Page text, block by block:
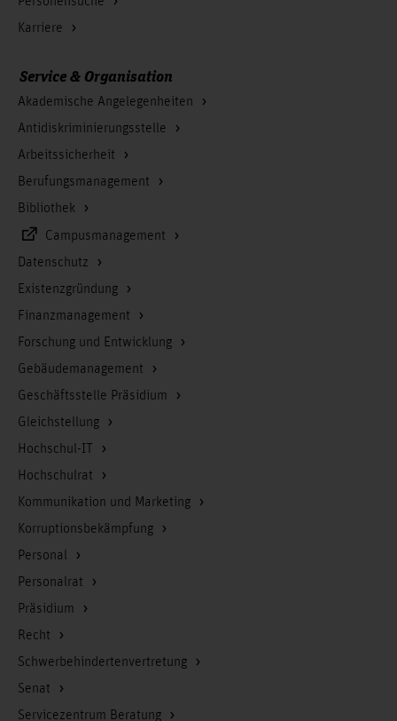
Karriere
Service & Organisation
Akademische Angelegenheiten
Antidiskriminierungsstelle
Arbeitssicherheit
Berufungsmanagement
Bibliothek
Campusmanagement
Datenschutz
Existenzgründung
Finanzmanagement
Forschung und Entwicklung
Gebäudemanagement
Geschäftsstelle Präsidium
Gleichstellung
Hochschul-IT
Hochschulrat
Kommunikation und Marketing
Korruptionsbekämpfung
Personal
Personalrat
Präsidium
Recht
Schwerbehindertenvertretung
Senat
Servicezentrum Beratung